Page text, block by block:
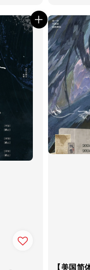
【美国简